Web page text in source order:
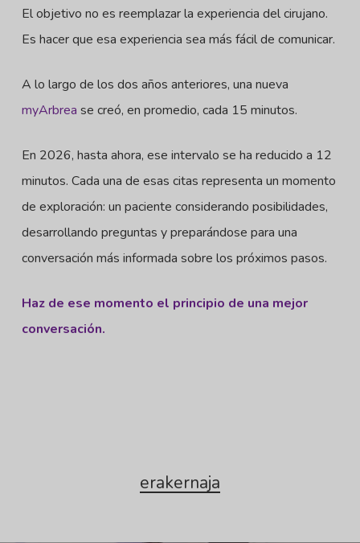
El objetivo no es reemplazar la experiencia del cirujano.
Es hacer que esa experiencia sea más fácil de comunicar.
A lo largo de los dos años anteriores, una nueva
myArbrea se creó, en promedio, cada 15 minutos.
En 2026, hasta ahora, ese intervalo se ha reducido a 12
minutos. Cada una de esas citas representa un momento
de exploración: un paciente considerando posibilidades,
desarrollando preguntas y preparándose para una
conversación más informada sobre los próximos pasos.
Haz de ese momento el principio de una mejor
conversación.
erakernaja